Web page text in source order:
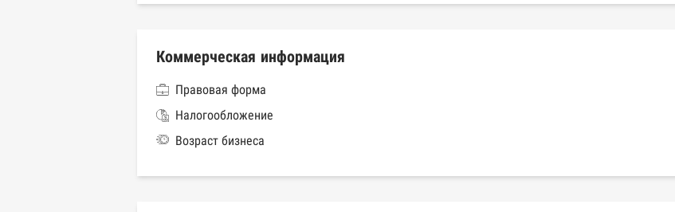
Коммерческая информация
Правовая форма
Налогообложение
Возраст бизнеса